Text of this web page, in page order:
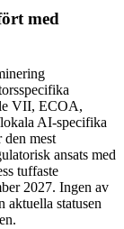
med
VII, ECOA,
AI-specifika
mest
ansats med
tuffaste
2027. Ingen av
aktuella statusen